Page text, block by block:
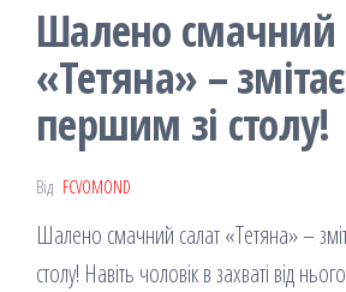
Шалено смачний
«Тетяна» –
першим зі столу!
Від FCVOMOND
Шалено смачний салат «Тетяна» –
столу! Навіть чоловік в захваті від